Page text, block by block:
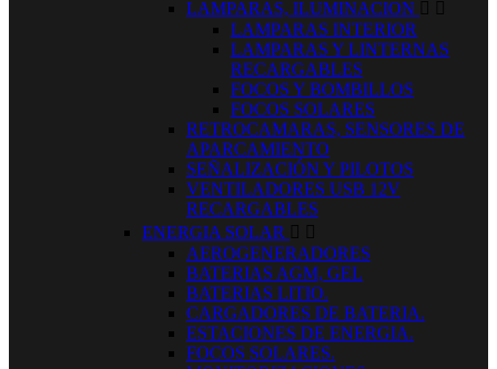
LAMPARAS, ILUMINACION  
LAMPARAS INTERIOR
LAMPARAS Y LINTERNAS
RECARGABLES
FOCOS Y BOMBILLOS
FOCOS SOLARES
RETROCAMARAS, SENSORES DE
APARCAMIENTO
SEÑALIZACIÓN Y PILOTOS
VENTILADORES USB 12V
RECARGABLES
ENERGIA SOLAR  
AEROGENERADORES
BATERIAS AGM, GEL
BATERIAS LITIO.
CARGADORES DE BATERIA.
ESTACIONES DE ENERGIA.
FOCOS SOLARES.